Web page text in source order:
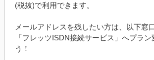
(税抜)で利用できます。
メールアドレスを残したい方は、以下窓
「フレッツISDN接続サービス」へプラン
う！